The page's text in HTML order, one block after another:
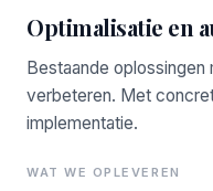
Optimalisatie en
Bestaande oplossingen
verbeteren. Met
implementatie.
WAT WE OPLEVEREN